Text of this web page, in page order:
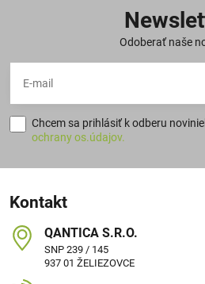
Odoberať naše
Chcem sa prihlásiť k odberu
ochrany os.údajov.
Kontakt
QANTICA S​.R​.O​.
SNP 239 / 145
937 01 ŽELIEZOVCE